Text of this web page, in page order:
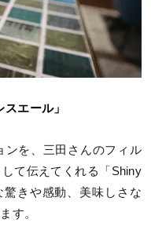
エール」
ンを、三田さんのフィル
て伝えてくれる「Shiny
きや感動、美味しさな
す。